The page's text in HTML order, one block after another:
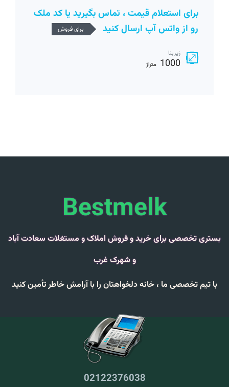
برای استعلام قیمت ، تماس بگیرید یا کد ملک
رو از واتس آپ ارسال کنید
برای فروش
زیربنا
1000 متراژ
Bestmelk
بستری تخصصی برای خرید و فروش املاک و مستغلات سعادت آباد
و شهرک غرب
با تیم تخصصی ما ، خانه دلخواهتان را باآرامش خاطرتأمین کنید
02122376038